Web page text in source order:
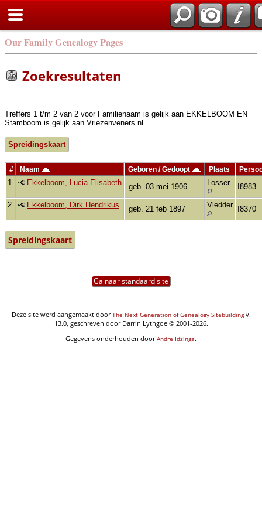
Our Family Genealogy Pages
Zoekresultaten
Treffers 1 t/m 2 van 2 voor Familienaam is gelijk aan EKKELBOOM EN
Stamboom is gelijk aan Vriezenveners.nl
Spreidingskaart
# Naam Geboren / Gedoopt Plaats
1 Ekkelboom, Lucia Elisabeth geb. 03 mei 1906 Losser I8983
2 Ekkelboom, Dirk Hendrikus geb. 21 feb 1897 Vledder I8370
Spreidingskaart
Ga naar standaard site
Deze site werd aangemaakt doorThe Next Generation of Genealogy Sitebuildingv.
13.0, geschreven door Darrin Lythgoe © 2001-2026.
Gegevens onderhouden doorAndre Idzinga.